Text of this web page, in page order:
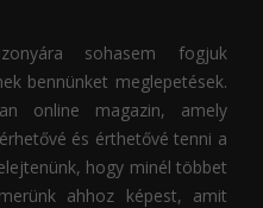
sohasem fogjuk
bennünket meglepetések.
online magazin, amely
és érthetővé tenni a
hogy minél többet
ahhoz képest, amit